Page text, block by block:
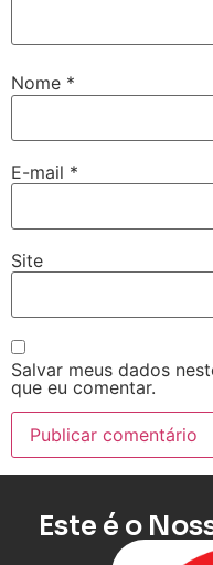
Nome *
E-mail *
Site
Salvar meus dados
que eu comentar.
Este é o